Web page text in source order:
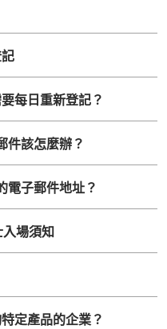
每日重新登記？
件該怎麼辦？
電子郵件地址？
場須知
定產品的企業？